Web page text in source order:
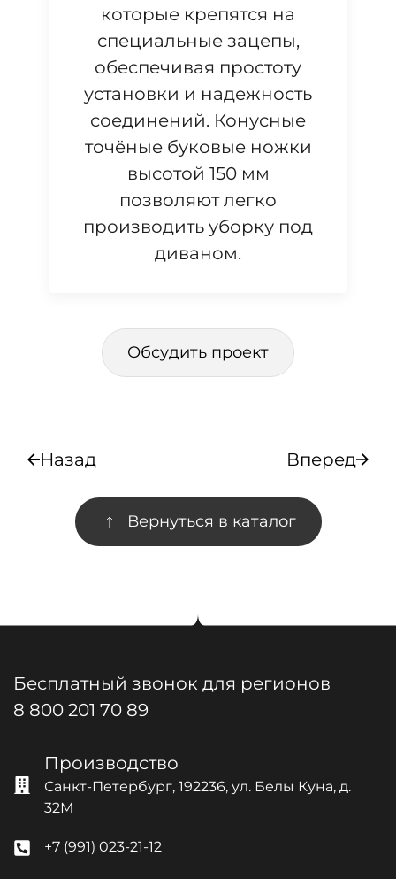
которые крепятся на
специальные зацепы,
обеспечивая простоту
установки и надежность
соединений. Конусные
точёные буковые ножки
высотой 150 мм
позволяют легко
производить уборку под
диваном.
Обсудить проект
Назад Вперед
Вернуться в каталог
Бесплатный звонок для регионов
8 800 201 70 89
Производство
Санкт-Петербург, 192236, ул. Белы Куна, д.
32М
+7 (991) 023-21-12